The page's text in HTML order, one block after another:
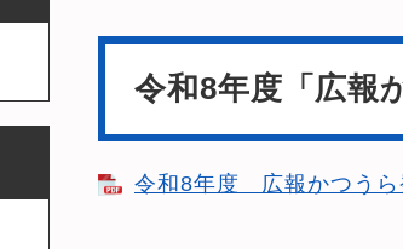
令和8年度「広報
令和8年度 広報かつうら